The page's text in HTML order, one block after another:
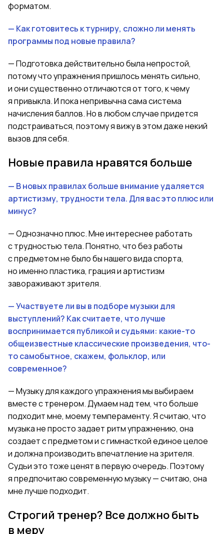
форматом.
— Как готовитесь к турниру, сложно ли менять
программы под новые правила?
— Подготовка действительно была непростой,
потому что упражнения пришлось менять сильно,
иони существенно отличаются от того, к чему
я привыкла. И пока непривычна сама система
начисления баллов. Но в любом случае придется
подстраиваться, поэтому я вижу в этом даже некий
вызов для себя.
Новые правила нравятся больше
— В новых правилах больше внимание удаляется
артистизму, трудности тела. Для вас это плюс или
минус?
— Однозначно плюс. Мне интереснее работать
с трудностью тела. Понятно, что без работы
с предметом не было бы нашего вида спорта,
но именно пластика, грация и артистизм
завораживают зрителя.
— Участвуете ли вы в подборе музыки для
выступлений? Как считаете, что лучше
воспринимается публикой и судьями: какие-то
общеизвестные классические произведения, что-
то самобытное, скажем, фольклор, или
современное?
— Музыку для каждого упражнения мы выбираем
вместе с тренером. Думаем над тем, что больше
подходит мне, моему темпераменту. Я считаю, что
музыка не просто задает ритм упражнению, она
создает с предметом и с гимнасткой единое целое
и должнапроизводить впечатление на зрителя.
Судьиэто тожеценятв первую очередь. Поэтому
я предпочитаю современную музыку — считаю, она
мне лучше подходит.
Строгий тренер? Все должно быть
в меру